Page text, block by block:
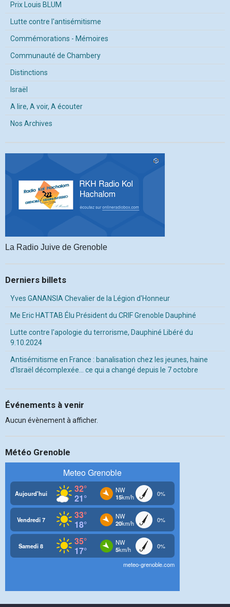
Prix Louis BLUM
Lutte contre l'antisémitisme
Commémorations - Mémoires
Communauté de Chambery
Distinctions
Israël
A lire, A voir, A écouter
Nos Archives
La Radio Juive de Grenoble
Derniers billets
Yves GANANSIA Chevalier de la Légion d'Honneur
Me Eric HATTAB Élu Président du CRIF Grenoble Dauphiné
Lutte contre l'apologie du terrorisme, Dauphiné Libéré du
9.10.2024
Antisémitisme en France : banalisation chez les jeunes, haine
d’Israël décomplexée… ce qui a changé depuis le 7 octobre
Événements à venir
Aucun évènement à afficher.
Météo Grenoble